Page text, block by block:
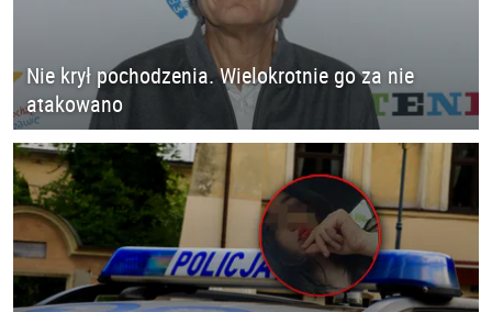
Nie krył pochodzenia. Wielokrotnie go za nie
atakowano